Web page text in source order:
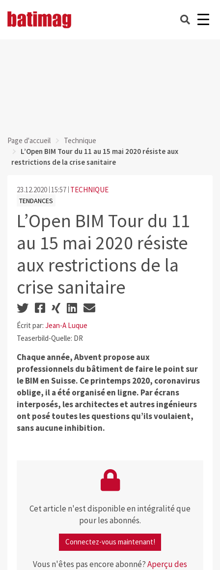
Page d'accueil
Technique
L’Open BIM Tour du 11 au 15 mai 2020 résiste aux
restrictions de la crise sanitaire
23.12.2020 15:57 TECHNIQUE
TENDANCES
L’Open BIM Tour du 11
au 15 mai 2020 résiste
aux restrictions de la
crise sanitaire
Écrit par: Jean-A Luque
Teaserbild-Quelle: DR
Chaque année, Abvent propose aux
professionnels du bâtiment de faire le point sur
le BIM en Suisse. Ce printemps 2020, coronavirus
oblige, il a été organisé en ligne. Par écrans
interposés, les architectes et autres ingénieurs
ont posé toutes les questions qu’ils voulaient,
sans aucune inhibition.
Cet article n'est disponible en intégralité que
pour les abonnés.
Connectez-vous maintenant!
Vous n'êtes pas encore abonné?Aperçu des